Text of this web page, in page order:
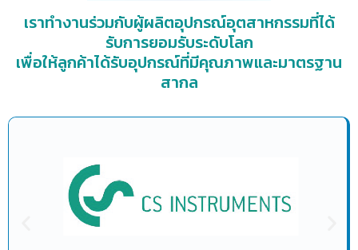
เราทำงานร่วมกับผู้ผลิตอุปกรณ์อุตสาหกรรมที่ได้
รับการยอมรับระดับโลก
เพื่อให้ลูกค้าได้รับอุปกรณ์ที่มีคุณภาพและมาตรฐาน
สากล